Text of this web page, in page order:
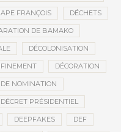
FRANÇOIS DÉCHETS
DE BAMAKO
DÉCOLONISATION
DÉCORATION
DE NOMINATION
DÉCRET PRÉSIDENTIEL
DEEPFAKES DEF